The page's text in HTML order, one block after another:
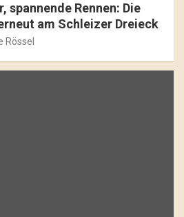
Rennen: Die
am Schleizer Dreieck
Rössel